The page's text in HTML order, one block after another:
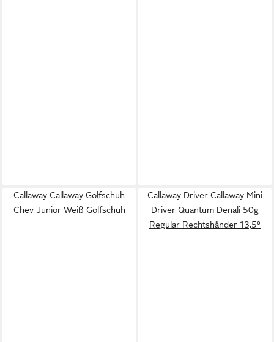
Callaway Callaway Golfschuh
Chev Junior Weiß Golfschuh
Callaway Driver Callaway Mini
Driver Quantum Denali 50g
Regular Rechtshänder 13,5°